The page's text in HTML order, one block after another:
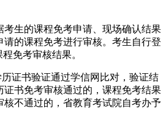
考生的课程免考申请、现场确认结果
请的课程免考进行审核。考生自行登
免考审核结果。
证书验证通过学信网比对，验证结
证书免考审核通过的，课程免考结果
核不通过的，省教育考试院自考办予